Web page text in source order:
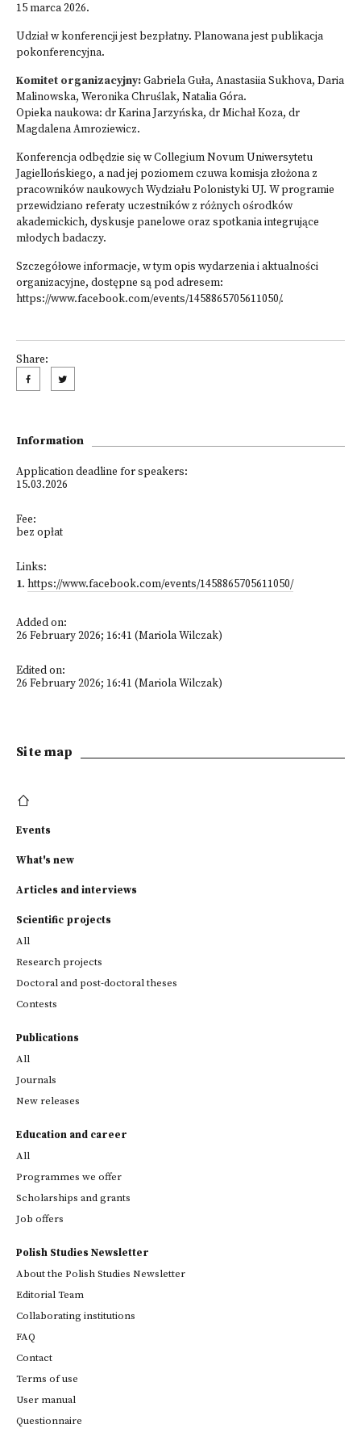
15 marca 2026.
Udział w konferencji jest bezpłatny. Planowana jest publikacja
pokonferencyjna.
Komitet organizacyjny:Gabriela Guła, Anastasiia Sukhova, Daria
Malinowska, Weronika Chruślak, Natalia Góra.
Opieka naukowa: dr Karina Jarzyńska, dr Michał Koza, dr
Magdalena Amroziewicz.
Konferencja odbędzie się w Collegium Novum Uniwersytetu
Jagiellońskiego, a nad jej poziomem czuwa komisja złożona z
pracowników naukowych Wydziału Polonistyki UJ. W programie
przewidziano referaty uczestników z różnych ośrodków
akademickich, dyskusje panelowe oraz spotkania integrujące
młodych badaczy.
Szczegółowe informacje, w tym opis wydarzenia i aktualności
organizacyjne, dostępne są pod adresem:
https://www.facebook.com/events/1458865705611050/.
Share:
Information
Application deadline for speakers:
15.03.2026
Fee:
bez opłat
Links:
1. https://www.facebook.com/events/1458865705611050/
Added on:
26 February 2026; 16:41 (Mariola Wilczak)
Edited on:
26 February 2026; 16:41 (Mariola Wilczak)
Site map
Events
What's new
Articles and interviews
Scientific projects
All
Research projects
Doctoral and post-doctoral theses
Contests
Publications
All
Journals
New releases
Education and career
All
Programmes we offer
Scholarships and grants
Job offers
Polish Studies Newsletter
About the Polish Studies Newsletter
Editorial Team
Collaborating institutions
FAQ
Contact
Terms of use
User manual
Questionnaire